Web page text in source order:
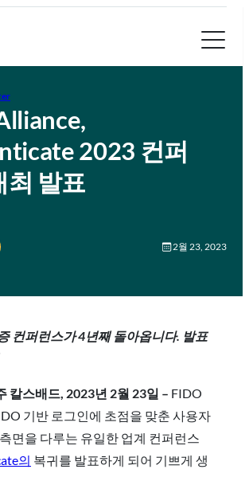
2023 컨퍼
최 발표
Bluesky 2월 23, 2023
컨퍼런스가 4년째 돌아옵니다. 발표
칼스배드, 2023년 2월 23일 – FIDO
기반 로그인에 초점을 맞춘 사용자
면을 다루는 유일한 업계 컨퍼런스
의 복귀를 발표하게 되어 기쁘게 생